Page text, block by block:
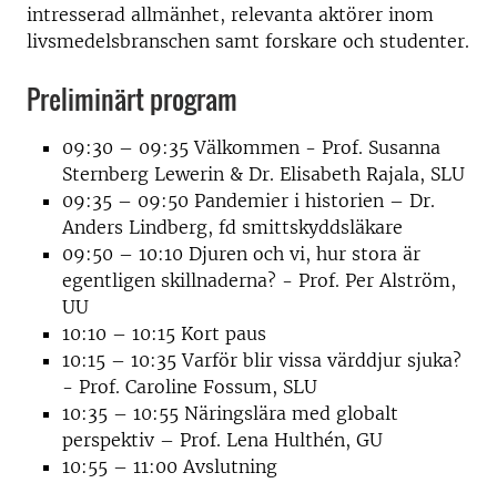
intresserad allmänhet, relevanta aktörer inom
livsmedelsbranschen samt forskare och studenter.
Preliminärt program
09:30 – 09:35 Välkommen - Prof. Susanna
Sternberg Lewerin & Dr. Elisabeth Rajala, SLU
09:35 – 09:50 Pandemier i historien – Dr.
Anders Lindberg, fd smittskyddsläkare
09:50 – 10:10 Djuren och vi, hur stora är
egentligen skillnaderna? - Prof. Per Alström,
UU
10:10 – 10:15 Kort paus
10:15 – 10:35 Varför blir vissa värddjur sjuka?
- Prof. Caroline Fossum, SLU
10:35 – 10:55 Näringslära med globalt
perspektiv – Prof. Lena Hulthén, GU
10:55 – 11:00 Avslutning